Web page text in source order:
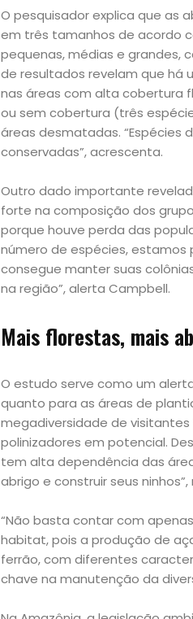
Saúde
e
Qualidade
de
Vida
Sexualidade
Variedades
Buscar
O pesquisador explica que as
em três tamanhos de acordo
pequenas, médias e grandes,
de resultados revelam que há
nas áreas com alta cobertura
ou sem cobertura (três
áreas desmatadas. “Espécies
conservadas”, acrescenta.
Outro dado importante
forte na composição dos
porque houve perda das
número de espécies,
consegue manter suas
na região”, alerta Campbell.
Mais florestas, mais
O estudo serve como um
quanto para as áreas de
megadiversidade de
polinizadores em potencial.
tem alta dependência das
abrigo e construir seus
“Não basta contar com
habitat, pois a produção de
ferrão, com diferentes
chave na manutenção da